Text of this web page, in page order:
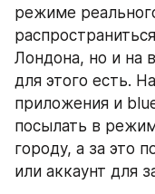
режиме
Лондона, но и на
для этого есть.
приложения и
посылать в
городу, а за это
или аккаунт для